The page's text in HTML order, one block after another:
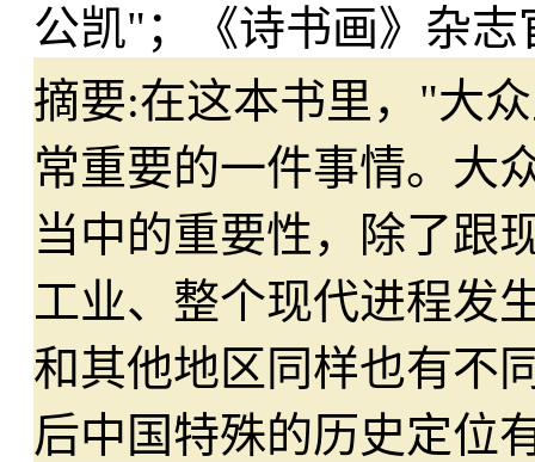
公凯"；《诗书画》杂志
摘要:在这本书里，"大
常重要的一件事情。大
当中的重要性，除了跟
工业、整个现代进程发
和其他地区同样也有不
后中国特殊的历史定位